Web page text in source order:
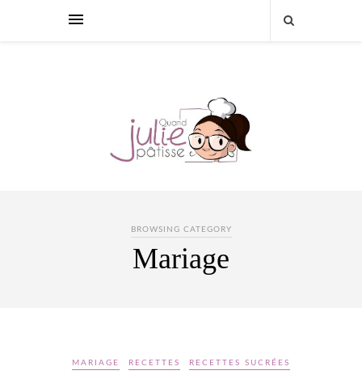
BROWSING CATEGORY
Mariage
MARIAGE RECETTES RECETTES SUCRÉES